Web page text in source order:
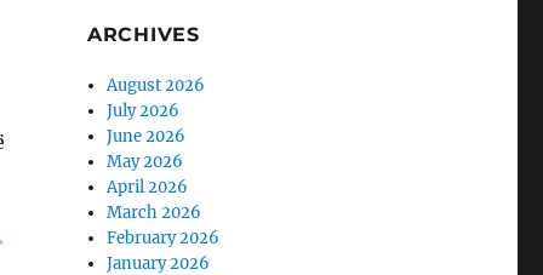
ARCHIVES
August 2026
July 2026
June 2026
May 2026
April 2026
March 2026
February 2026
January 2026